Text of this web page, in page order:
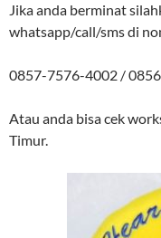
Jika anda berminat
whatsapp/call/sms di
0857-7576-4002 /
Atau anda bisa cek
Timur.